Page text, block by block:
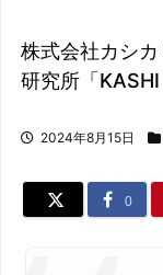
株式会社カシ
研究所「KASHI
2024年8月15日
0